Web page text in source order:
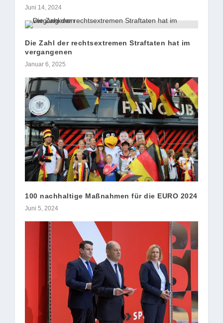
Juni 14, 2024
Die Zahl der rechtsextremen Straftaten hat im
vergangenen
Januar 6, 2025
100 nachhaltige Maßnahmen für die EURO 2024
Juni 5, 2024